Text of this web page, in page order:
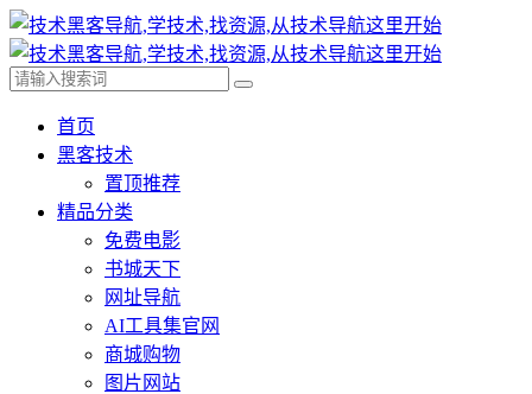
首页
黑客技术
置顶推荐
精品分类
免费电影
书城天下
网址导航
AI工具集官网
商城购物
图片网站